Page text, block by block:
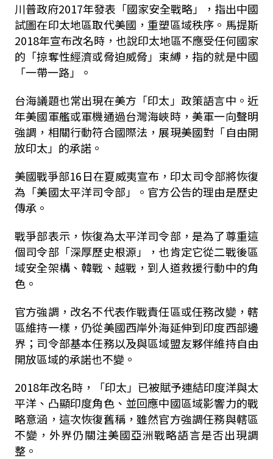
川普政府2017年發表「國家安全戰略」，指出中國
試圖在印太地區取代美國，重塑區域秩序。馬提斯
2018年宣布改名時，也說印太地區不應受任何國家
的「掠奪性經濟或脅迫威脅」束縛，指的就是中國
「一帶一路」。
台海議題也常出現在美方「印太」政策語言中。近
年美國軍艦或軍機通過台灣海峽時，美軍一向聲明
強調，相關行動符合國際法，展現美國對「自由開
放印太」的承諾。
美國戰爭部16日在夏威夷宣布，印太司令部將恢復
為「美國太平洋司令部」。官方公告的理由是歷史
傳承。
戰爭部表示，恢復為太平洋司令部，是為了尊重這
個司令部「深厚歷史根源」，也肯定它從二戰後區
域安全架構、韓戰、越戰，到人道救援行動中的角
色。
官方強調，改名不代表作戰責任區或任務改變，轄
區維持一樣，仍從美國西岸外海延伸到印度西部邊
界；司令部基本任務以及與區域盟友夥伴維持自由
開放區域的承諾也不變。
2018年改名時，「印太」已被賦予連結印度洋與太
平洋、凸顯印度角色、並回應中國區域影響力的戰
略意涵，這次恢復舊稱，雖然官方強調任務與轄區
不變，外界仍關注美國亞洲戰略語言是否出現調
整。